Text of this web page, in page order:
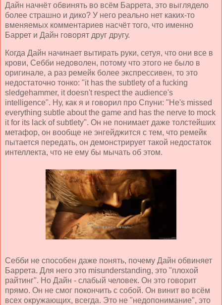
Дайн начнёт обвинять во всём Баррета, это выглядело
более страшно и дико? У него реально нет каких-то
вменяемых комментариев насчёт того, что именно
Баррет и Дайн говорят друг другу.
Когда Дайн начинает вытирать руки, сетуя, что они все в
крови, Себби недоволен, потому что этого не было в
оригинале, а раз ремейк более экспрессивен, то это
недостаточно тонко: "it has the subtlety of a fucking
sledgehammer, it doesn't respect the audience's
intelligence". Ну, как я и говорил про Спуни: "He's missed
everything subtle about the game and has the nerve to mock
it for its lack of subtlety". Он не понимает даже толстейших
метафор, он вообще не энгейджится с тем, что ремейк
пытается передать, он демонстрирует такой недостаток
интеллекта, что не ему бы мычать об этом.
Себби не способен даже понять, почему Дайн обвиняет
Баррета. Для него это misunderstanding, это "плохой
райтинг". Но Дайн - слабый человек. Он это говорит
прямо. Он не смог покончить с собой. Он винит во всём
всех окружающих, всегда. Это не "недопонимание", это